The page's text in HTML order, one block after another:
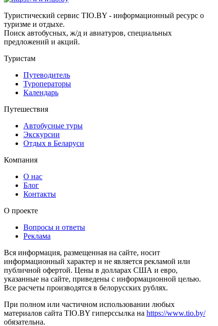
Туристический сервис TIO.BY - информационный ресурс о
туризме и отдыхе.
Поиск автобусных, ж/д и авиатуров, специальных
предложений и акций.
Туристам
Путеводитель
Туроператоры
Календарь
Путешествия
Автобусные туры
Экскурсии
Отдых в Беларуси
Компания
О нас
Блог
Контакты
О проекте
Вопросы и ответы
Реклама
Вся информация, размещенная на сайте, носит
информационный характер и не является рекламой или
публичной офертой. Цены в долларах США и евро,
указанные на сайте, приведены с информационной целью.
Все расчеты производятся в белорусских рублях.
При полном или частичном использовании любых
материалов сайта TIO.BY гиперссылка на https://www.tio.by/
обязательна.